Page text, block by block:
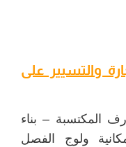
والتسيير على
المكتسبة – بناء
ولوج الفصل